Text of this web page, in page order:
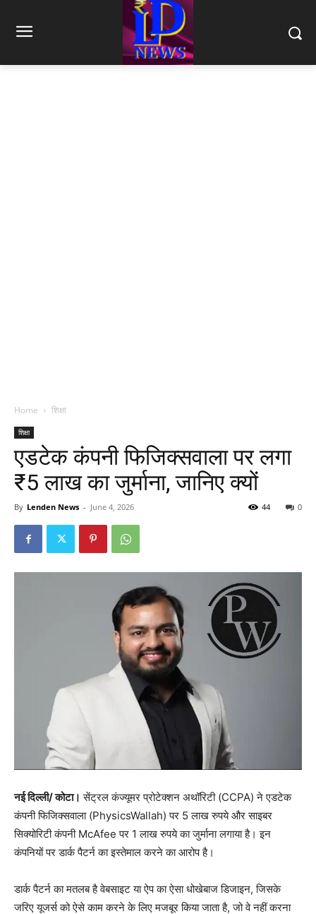
Home शिक्षा
शिक्षा
एडटेक कंपनी फिजिक्सवाला पर लगा
₹5 लाख का जुर्माना, जानिए क्यों
By Lenden News - June 4, 2026 0
44
नई दिल्ली/ कोटा। सेंट्रल कंज्यूमर प्रोटेक्शन अथॉरिटी (CCPA) ने एडटेक
कंपनी फिजिक्सवाला (PhysicsWallah) पर 5 लाख रुपये और साइबर
सिक्योरिटी कंपनी McAfee पर 1 लाख रुपये का जुर्माना लगाया है। इन
कंपनियों पर डार्क पैटर्न का इस्तेमाल करने का आरोप है।
डार्क पैटर्न का मतलब है वेबसाइट या ऐप का ऐसा धोखेबाज डिजाइन, जिसके
जरिए यूजर्स को ऐसे काम करने के लिए मजबूर किया जाता है, जो वे नहीं करना